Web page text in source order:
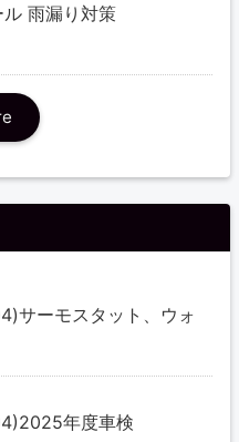
雨漏り対策
サーモスタット、ウォ
年度車検